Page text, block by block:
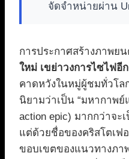
จัดจำหน่ายผ่าน
การประกาศสร้างภาพยน
ใหม่ เขย่าวงการไซไฟอี
คาดหวังในหมู่ผู้ชมทั่วโล
นิยามว่าเป็น “มหากาพ
action epic) มากกว่าจ
แต่ด้วยชื่อของคริสโตเฟ
ขอบเขตของแนวทางภา